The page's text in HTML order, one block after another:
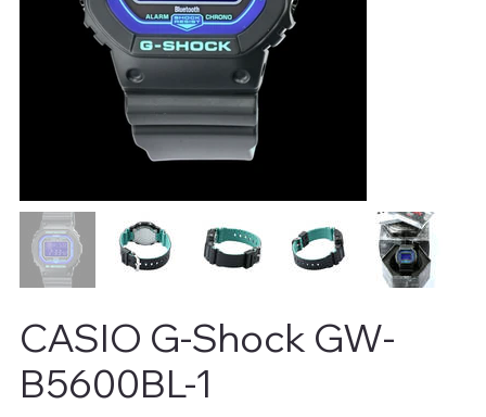
CASIO G-Shock GW-
B5600BL-1